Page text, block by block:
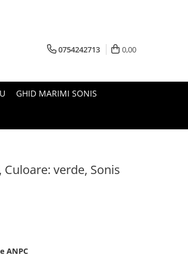
0754242713 0,00
GHID MARIMI SONIS
verde, Sonis
ANPC